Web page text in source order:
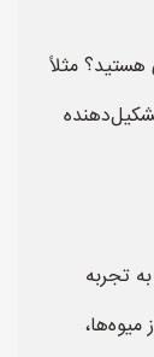
مثلاً
تجربه